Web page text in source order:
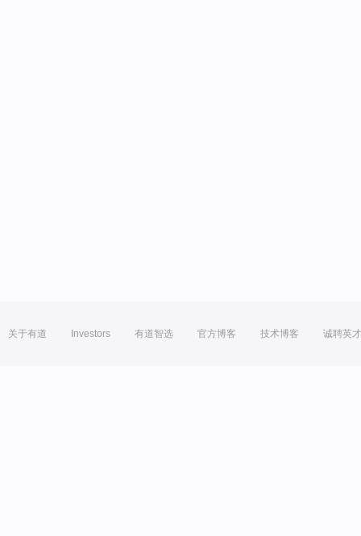
关于有道 Investors 有道智选 官方博客 技术博客 诚聘英才